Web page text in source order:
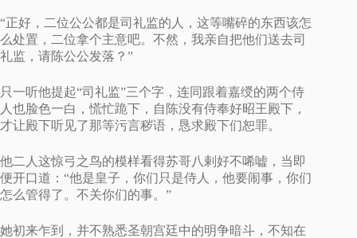
“正好，二位公公都是司礼监的人，这等嘴碎的东西该怎
么处置，二位拿个主意吧。不然，我亲自把他们送去司
礼监，请陈公公发落？”
只一听他提起“司礼监”三个字，连同跟着嘉绶的两个侍
人也脸色一白，慌忙跪下，自陈没有侍奉好昭王殿下，
才让殿下听见了那等污言秽语，恳求殿下们恕罪。
他二人这惊弓之鸟的模样看得苏哥八剌好不唏嘘，当即
便开口道：“他是皇子，你们只是侍人，他要闹事，你们
怎么管得了。不关你们的事。”
她初来乍到，并不熟悉圣朝宫廷中的明争暗斗，不知在